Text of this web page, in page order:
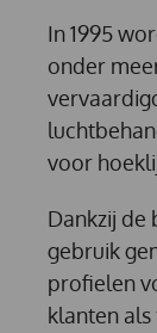
In 1995
onder
voor
Dankzij de
gebruik
profielen
klanten